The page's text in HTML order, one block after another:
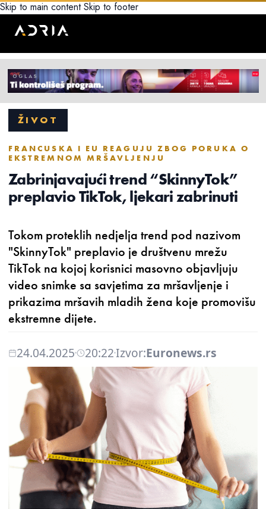
Skip to main content Skip to footer
ŽIVOT
FRANCUSKA I EU REAGUJU ZBOG PORUKA O
EKSTREMNOM MRŠAVLJENJU
Zabrinjavajući trend “SkinnyTok”
preplavio TikTok, ljekari zabrinuti
Tokom proteklih nedjelja trend pod nazivom
"SkinnyTok" preplavio je društvenu mrežu
TikTok na kojoj korisnici masovno objavljuju
video snimke sa savjetima za mršavljenje i
prikazima mršavih mladih žena koje promovišu
ekstremne dijete.
24.04.2025 20:22Izvor:Euronews.rs